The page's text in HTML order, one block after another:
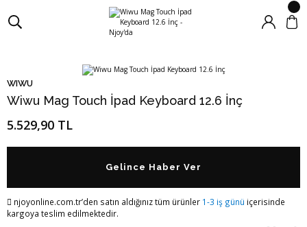
WIWU
Wiwu Mag Touch İpad Keyboard 12.6 İnç
5.529,90 TL
Gelince Haber Ver
njoyonline.com.tr’den satın aldığınız tüm ürünler 1-3 iş günü içerisinde
kargoya teslim edilmektedir.